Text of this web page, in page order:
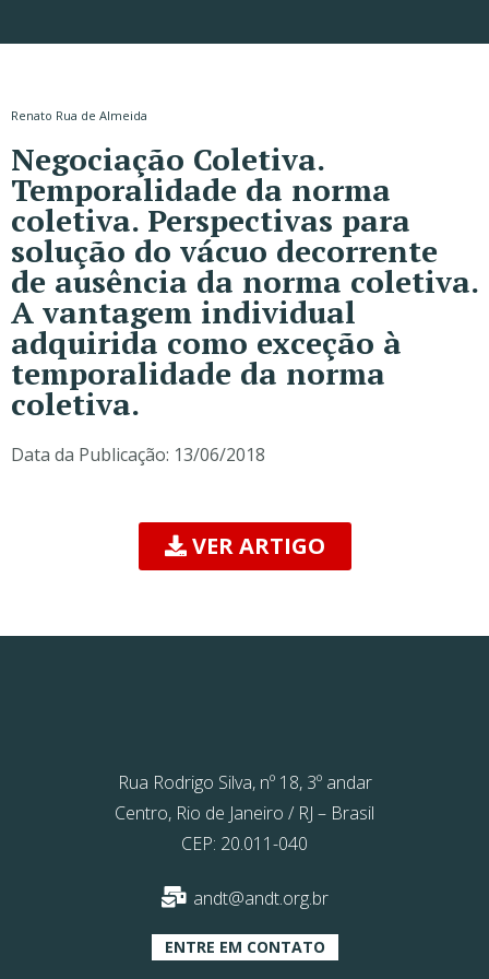
Renato Rua de Almeida
Negociação Coletiva.
Temporalidade da norma
coletiva. Perspectivas para
solução do vácuo decorrente
de ausência da norma coletiva.
A vantagem individual
adquirida como exceção à
temporalidade da norma
coletiva.
Data da Publicação: 13/06/2018
VER ARTIGO
Rua Rodrigo Silva, nº 18, 3º andar
Centro, Rio de Janeiro / RJ – Brasil
CEP: 20.011-040
andt@andt.org.br
ENTRE EM CONTATO